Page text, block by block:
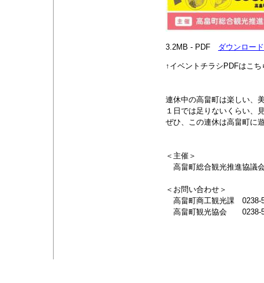
3.2MB - PDF ダウンロード
↑イベントチラシPDFはこち
連休中の高畠町は楽しい、
１日では足りないくらい、
ぜひ、この連休は高畠町に
＜主催＞
高畠町総合観光推進協議
＜お問い合わせ＞
高畠町商工観光課 0238-
高畠町観光協会 0238-